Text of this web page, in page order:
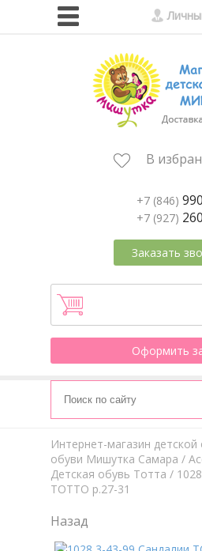
В
+7 (846)
+7 (927)
Заказать
Оформить
Интернет-магазин детской
обуви Мишутка Самара /
Детская обувь Тотта /
ТОТТО р.27-31
Назад